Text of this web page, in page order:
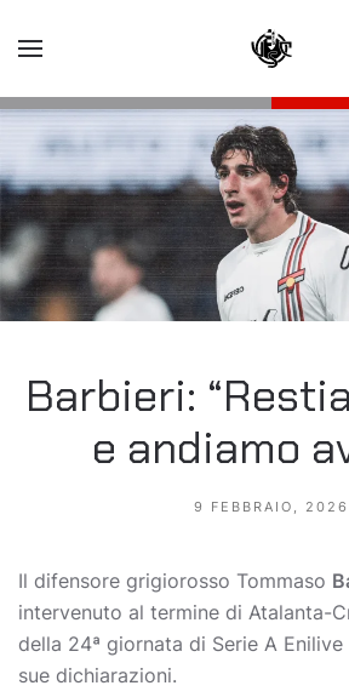
Barbieri:
e andiamo
9 FEBBRAIO, 2026
Il difensore grigiorosso Tommaso
intervenuto al termine di Atalanta-
della 24ª giornata di Serie A
sue dichiarazioni.